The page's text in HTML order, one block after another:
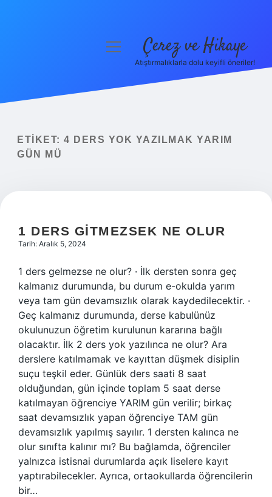
Yasal Uyarı
menüyü Çerez ve Hikaye
Atıştırmalıklarla dolu keyifli öneriler!
ETIKET: 4 DERS YOK YAZILMAK YARIM
GÜN MÜ
1 DERS GITMEZSEK NE OLUR
Tarih: Aralık 5, 2024
1 ders gelmezse ne olur? · İlk dersten sonra geç
kalmanız durumunda, bu durum e-okulda yarım
veya tam gün devamsızlık olarak kaydedilecektir. ·
Geç kalmanız durumunda, derse kabulünüz
okulunuzun öğretim kurulunun kararına bağlı
olacaktır. İlk 2 ders yok yazılınca ne olur? Ara
derslere katılmamak ve kayıttan düşmek disiplin
suçu teşkil eder. Günlük ders saati 8 saat
olduğundan, gün içinde toplam 5 saat derse
katılmayan öğrenciye YARIM gün verilir; birkaç
saat devamsızlık yapan öğrenciye TAM gün
devamsızlık yapılmış sayılır. 1 dersten kalınca ne
olur sınıfta kalınır mı? Bu bağlamda, öğrenciler
yalnızca istisnai durumlarda açık liselere kayıt
yaptırabilecekler. Ayrıca, ortaokullarda öğrencilerin
bir…